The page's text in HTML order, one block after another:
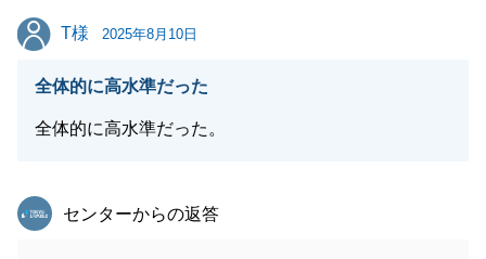
T様
T様 2025年8月10日
全体的に高水準だった
全体的に高水準だった。
東急リバブル
センターからの返答